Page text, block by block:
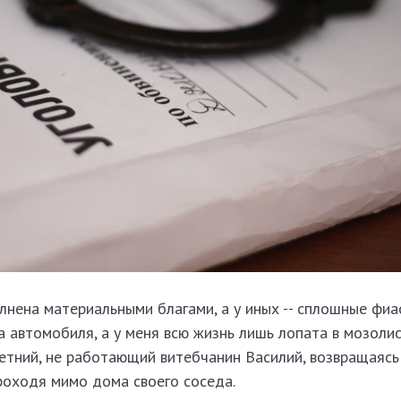
материальными благами, а у иных -- сплошные
а у меня всю жизнь лишь лопата в
не работающий витебчанин Василий,
мимо дома своего соседа.